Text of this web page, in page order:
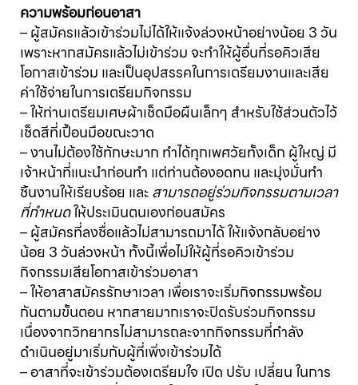
ความพร้อมก่อนอาสา
– ผู้สมัครแล้วเข้าร่วมไม่ได้ให้แจ้งล่วงหน้าอย่างน้อย 3 วัน
เพราะหากสมัครแล้วไม่เข้าร่วม จะทำให้ผู้อื่นที่รอคิวเสีย
โอกาสเข้าร่วม และเป็นอุปสรรคในการเตรียมงานและเสีย
ค่าใช้จ่ายในการเตรียมกิจกรรม
– ให้ท่านเตรียมเศษผ้าเช็ดมือผืนเล็กๆ สำหรับใช้ส่วนตัวไว้
เช็ดสีที่เปื้อนมือขณะวาด
– งานไม่ต้องใช้ทักษะมาก ทำได้ทุกเพศวัยทั้งเด็ก ผู้ใหญ่ มี
เจ้าหน้าที่แนะนำก่อนทำ แต่ท่านต้องอดทน และมุ่งมั่นทำ
ชิ้นงานให้เรียบร้อย และสามารถอยู่ร่วมกิจกรรมตามเวลา
ที่กำหนดให้ประเมินตนเองก่อนสมัคร
– ผู้สมัครที่ลงชื่อแล้วไม่สามารถมาได้ ให้แจ้งกลับอย่าง
น้อย 3 วันล่วงหน้า ทั้งนี้เพื่อไม่ให้ผู้ที่รอคิวเข้าร่วม
กิจกรรมเสียโอกาสเข้าร่วมอาสา
– ให้อาสาสมัครรักษาเวลา เพื่อเราจะเริ่มกิจกรรมพร้อม
กันตามขั้นตอน หากสายมากเราจะปิดรับร่วมกิจกรรม
เนื่องจากวิทยากรไม่สามารถละจากกิจกรรมที่กำลัง
ดำเนินอยู่มาเริ่มกับผู้ที่เพิ่งเข้าร่วมได้
– อาสาที่จะเข้าร่วมต้องเตรียมใจ เปิด ปรับ เปลี่ยน ในการ